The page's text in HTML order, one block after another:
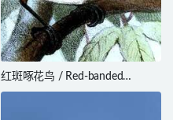
红斑啄花鸟 / Red-banded
Flowerpecker / Dicaeum eximium